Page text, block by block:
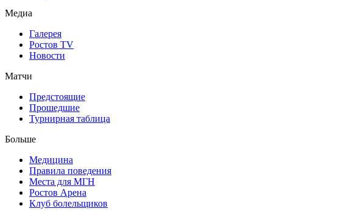
Медиа
Галерея
Ростов TV
Новости
Матчи
Предстоящие
Прошедшие
Турнирная таблица
Больше
Медицина
Правила поведения
Места для МГН
Ростов Арена
Клуб болельщиков